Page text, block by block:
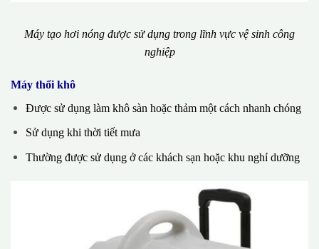
Máy tạo hơi nóng được sử dụng trong lĩnh vực vệ sinh công
nghiệp
Máy thổi khô
Được sử dụng làm khô sàn hoặc thảm một cách nhanh chóng
Sử dụng khi thời tiết mưa
Thường được sử dụng ở các khách sạn hoặc khu nghỉ dưỡng